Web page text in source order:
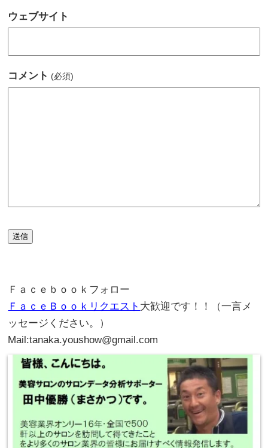
ウェブサイト
コメント (必須)
送信
Ｆａｃｅｂｏｏｋフォロー
ＦａｃｅＢｏｏｋリクエスト 大歓迎です！！（一言メ
ッセージください。）
Mail:tanaka.youshow@gmail.com